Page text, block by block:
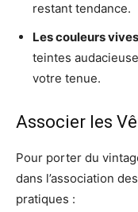
restant tendance.
Les couleurs
teintes
votre tenue.
Associer les
Pour porter du
dans l’association
pratiques :